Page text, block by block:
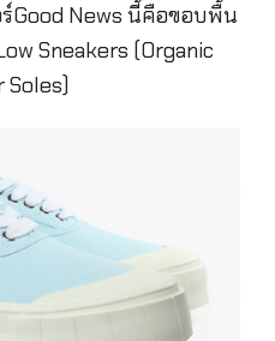
Good News นี้คือขอบพื้น
Sneakers (Organic